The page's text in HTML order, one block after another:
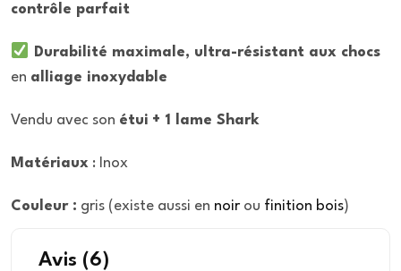
contrôle parfait
Durabilité maximale, ultra-résistant aux chocs
en alliage inoxydable
Vendu avec son étui + 1 lame Shark
Matériaux : Inox
Couleur : gris (existe aussi en noir ou finition bois)
Avis (6)